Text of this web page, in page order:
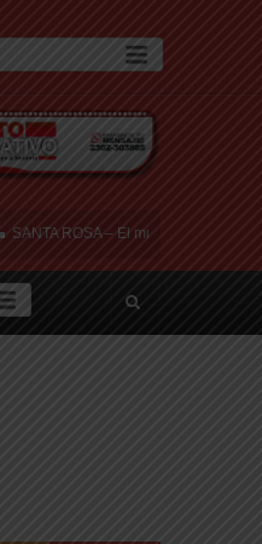
ROSA – El municipio plantó más
y el pibe Jaime brilla en